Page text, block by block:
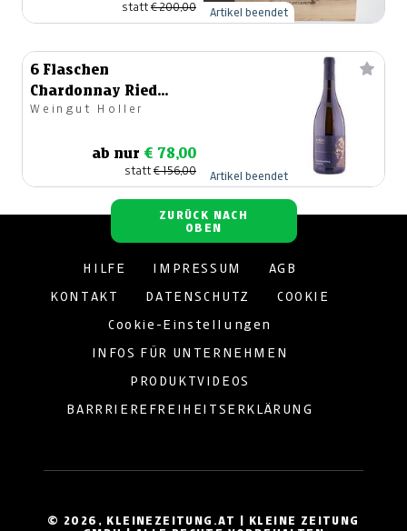
statt€ 200,00 Artikel beendet
6 Flaschen
Chardonnay Ried
Rosenberg 2020
Weingut Holler
ab nur € 78,00
statt€ 156,00 Artikel beendet
ZURÜCK NACH
OBEN
© 2026, KLEINEZEITUNG.AT | KLEINE ZEITUNG
HILFE IMPRESSUM AGB
KONTAKT DATENSCHUTZ COOKIE
Cookie-Einstellungen
INFOS FÜR UNTERNEHMEN
PRODUKTVIDEOS
BARRRIEREFREIHEITSERKLÄRUNG